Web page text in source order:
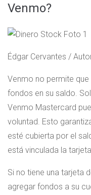
Venmo?
Édgar Cervantes /
Venmo no permite
fondos en su saldo.
Venmo Mastercard
voluntad. Esto
esté cubierta por el
está vinculada la tarjeta.
Si no tiene una tarjeta
agregar fondos a su